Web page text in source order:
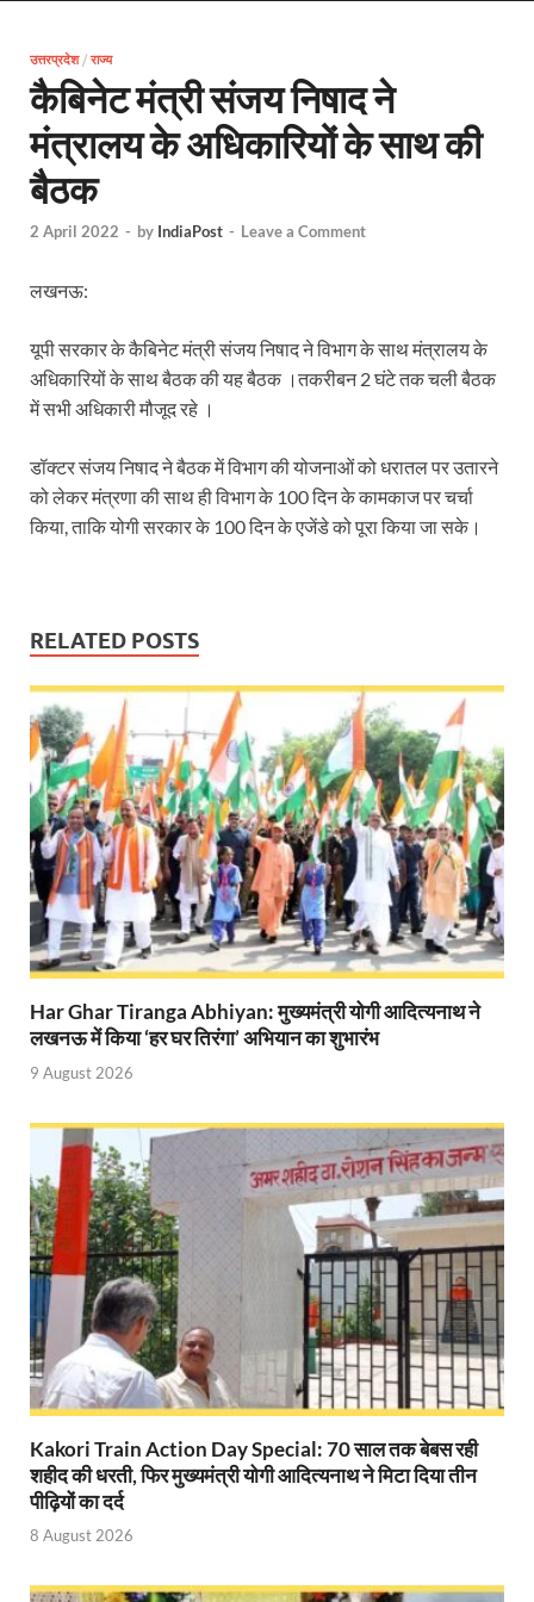
EV Charging Station: यूपी में 238 नए पब्लिक ईवी
Pateshwari Drvi: मुख्यमंत्री योगी आदित्यनाथ ने किए मां
Shri Ram Mandir: श्रीराम मंदिर चढ़ावा चोरी के
CM Yogi Barabanki Visit: मुख्यमंत्री योगी आदित्यनाथ
Lok Sanvardhan Parva: देहरादून में मुख्यमंत्री पुष्कर सिंह
West Bengal Rajya Sabha By-Election: चुनाव
Dr.Teejan Bai: विश्वविख्यात पंडवानी गायिका, पद्म
Khatipura Mega Coach Care Terminal: खातीपुरा में
Sundarpura Railway Station: खाटू श्याम जी के भक्तो
Jan-Jan Ki Sarkar Abhiyan: 4 जुलाई से फिर शुरु होगा
आ गई यूपी बीजेपी संगठन की लिस्ट, देखिए कौन-कौन है इस
Chhattisgarh UCC: छत्तीसगढ़ में UCC का खाका तैयार
राजमिस्त्री, किसान और शिक्षक परिवारों के बेटे यूपीएससी
9New Sectoral Policy: 9 नई सेक्टोरल पॉलिसी, एक
संयुक्त निदेशक के एस चौहान ने मुख्यमंत्री को भेंट की अपनी
पीएम मोदी के संबोधन की बड़ी बातें
Modern Composite Sleepers: एआई की मदद से ट्रैक
Char Dham Yatra Action Plan: चारधाम यात्रा-
Katra Banihal Special Train: कटरा – बनिहाल के
Aerial Survey: सीएम योगी के निर्देश पर उप मुख्यमंत्री व
Ancient Manuscripts: वैश्विक मंच तक पहुंचेगा भारतीय
Big Blueprint for Bastar: बस्तर के लिए बड़ा ब्लूप्रिंट:
Bhartendu Natya Akadami: मुख्यमंत्री ने देखी ‘आनंद
Mann Ki Baat: प्रधानमंत्री नरेंद्र मोदी ने देशवासियों को
उत्तरप्रदेश/ राज्य
कैबिनेट मंत्री संजय निषाद ने
मंत्रालय के अधिकारियों के साथ की
बैठक
2 April 2022 - by IndiaPost - Leave a Comment
लखनऊ:
यूपी सरकार के कैबिनेट मंत्री संजय निषाद ने विभाग के साथ मंत्रालय के
अधिकारियों के साथ बैठक की यह बैठक ।तकरीबन 2 घंटे तक चली बैठक
में सभी अधिकारी मौजूद रहे ।
डॉक्टर संजय निषाद ने बैठक में विभाग की योजनाओं को धरातल पर उतारने
को लेकर मंत्रणा की साथ ही विभाग के 100 दिन के कामकाज पर चर्चा
किया, ताकि योगी सरकार के 100 दिन के एजेंडे को पूरा किया जा सके।
RELATED POSTS
Har Ghar Tiranga Abhiyan: मुख्यमंत्री योगी आदित्यनाथ ने
लखनऊ में किया ‘हर घर तिरंगा’ अभियान का शुभारंभ
9 August 2026
Kakori Train Action Day Special: 70 साल तक बेबस रही
शहीद की धरती, फिर मुख्यमंत्री योगी आदित्यनाथ ने मिटा दिया तीन
पीढ़ियों का दर्द
8 August 2026